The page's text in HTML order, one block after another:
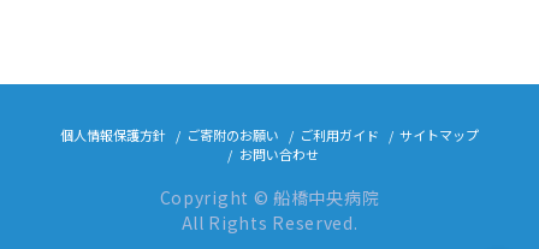
個人情報保護方針 ご寄附のお願い ご利用ガイド
サイトマップ
お問い合わせ
Copyright © 船橋中央病院
All Rights Reserved.